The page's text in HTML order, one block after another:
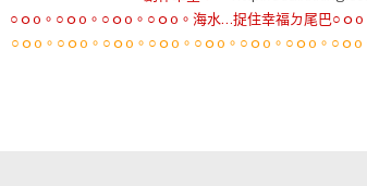
○ｏo。○ｏo。○ｏo。○ｏo。海水…捉住幸福ㄉ尾巴○ｏo
○ｏo。○ｏo。○ｏo。○ｏo。○ｏo。○ｏo。○ｏo。○ｏo